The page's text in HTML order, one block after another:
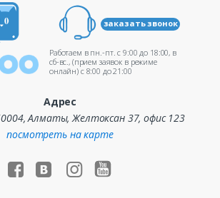
заказать звонок
Работаем в пн.-пт. c 9:00 до 18:00, в
сб-вс., (прием заявок в режиме
онлайн) c 8:00 до 21:00
Адрес
Алматы, Желтоксан 37, офис 123
посмотреть на карте